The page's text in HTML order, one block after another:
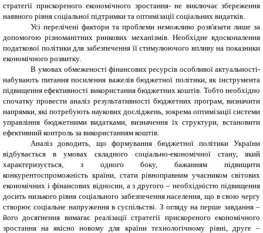
стратегії прискореного економічного зростання- не виключає збереження
наявного рівня соціальної підтримки та оптимізації соціальних видатків.
Усі перелічені фактори та проблеми неможливо розв'язати лише за
допомогою різноманітних ринкових механізмів. Необхідне вдосконалення
податкової політики для забезпечення її стимулюючого впливу на показники
економічного розвитку.
В умовах обмеженості фінансових ресурсів особливої актуальності-
набувають питання посилення важелів бюджетної політики, як інструмента
підвищення ефективності використання бюджетних коштів. Тобто необхідно
спочатку провести аналіз результативності бюджетних програм, визначити
напрямки, які потребують наукових досліджень, зокрема оптимізації системи
управління бюджетними видатками, визначення їх структури, встановити
ефективний контроль за використанням коштів.
Аналіз доводить, що формування бюджетної політики України
відбувається в умовах складного соціально-економічної стану, який
характеризується, з одного боку, бажанням підвищити
конкурентоспроможність країни, стати рівноправним учасником світових
економічних і фінансових відносин, а з другого – необхідністю підвищення
досить низького рівня соціального забезпечення населення, що в свою чергу
створює соціальне напруження в суспільстві. З огляду на перше завдання –
його досягнення вимагає реалізації стратегії прискореного економічного
зростання на якісно новому для країни технологічному рівні, друге –